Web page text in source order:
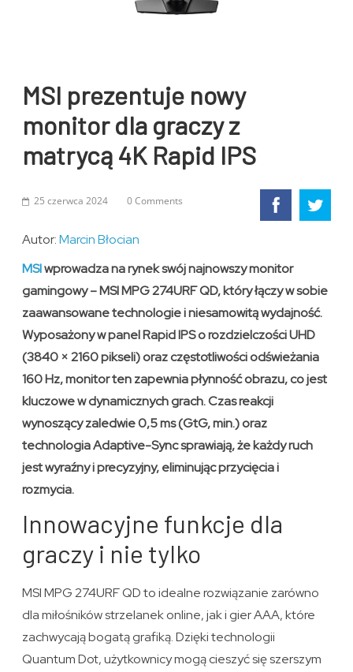
MSI prezentuje nowy
monitor dla graczy z
matrycą 4K Rapid IPS
25 czerwca 2024 0 Comments
Autor:Marcin Błocian
MSIwprowadza na rynek swój najnowszy monitor
gamingowy – MSI MPG 274URF QD, który łączy w sobie
zaawansowane technologie i niesamowitą wydajność.
Wyposażony w panel Rapid IPS o rozdzielczości UHD
(3840 × 2160 pikseli) oraz częstotliwości odświeżania
160 Hz, monitor ten zapewnia płynność obrazu, co jest
kluczowe w dynamicznych grach. Czas reakcji
wynoszący zaledwie 0,5 ms (GtG, min.) oraz
technologia Adaptive-Sync sprawiają, że każdy ruch
jest wyraźny i precyzyjny, eliminując przycięcia i
rozmycia.
Innowacyjne funkcje dla
graczy i nie tylko
MSI MPG 274URF QD to idealne rozwiązanie zarówno
dla miłośników strzelanek online, jak i gier AAA, które
zachwycają bogatą grafiką. Dzięki technologii
Quantum Dot, użytkownicy mogą cieszyć się szerszym